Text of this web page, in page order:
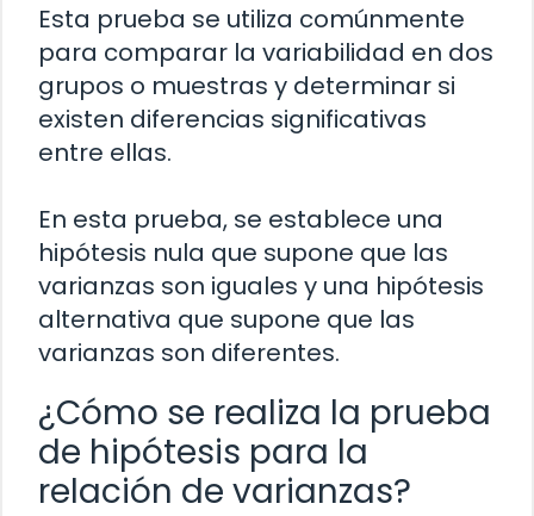
Esta prueba se utiliza comúnmente
para comparar la variabilidad en dos
grupos o muestras y determinar si
existen diferencias significativas
entre ellas.
En esta prueba, se establece una
hipótesis nula que supone que las
varianzas son iguales y una hipótesis
alternativa que supone que las
varianzas son diferentes.
¿Cómo se realiza la prueba
de hipótesis para la
relación de varianzas?